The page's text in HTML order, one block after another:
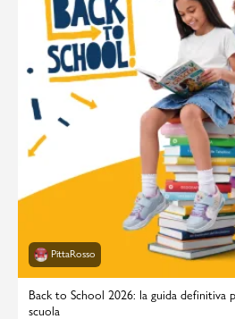
PittaRosso
Back to School 2026: la guida definitiva
scuola